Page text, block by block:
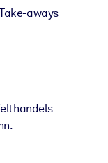
mit
Wissen.
um die Ergebnisse
aways